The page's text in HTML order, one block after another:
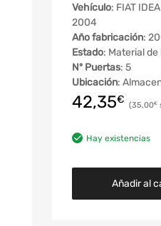
Vehículo: FIAT
2004
Año fabricación:
Estado: Material
Nº Puertas: 5
Ubicación:
42,35€ 35,00€
Hay existencias
Añadir al